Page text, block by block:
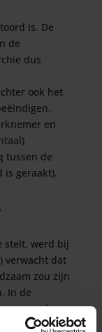
is. De
de
dus
ook het
en
tussen de
is geraakt).
stelt, werd bij
verwacht dat
zou zijn
In de
werden
traject